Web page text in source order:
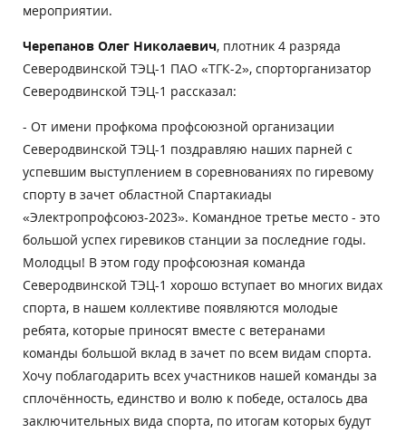
мероприятии.
Черепанов Олег Николаевич, плотник 4 разряда
Северодвинской ТЭЦ-1 ПАО «ТГК-2», спорторганизатор
Северодвинской ТЭЦ-1 рассказал:
- От имени профкома профсоюзной организации
Северодвинской ТЭЦ-1 поздравляю наших парней с
успевшим выступлением в соревнованиях по гиревому
спорту в зачет областной Спартакиады
«Электропрофсоюз-2023». Командное третье место - это
большой успех гиревиков станции за последние годы.
Молодцы! В этом году профсоюзная команда
Северодвинской ТЭЦ-1 хорошо вступает во многих видах
спорта, в нашем коллективе появляются молодые
ребята, которые приносят вместе с ветеранами
команды большой вклад в зачет по всем видам спорта.
Хочу поблагодарить всех участников нашей команды за
сплочённость, единство и волю к победе, осталось два
заключительных вида спорта, по итогам которых будут